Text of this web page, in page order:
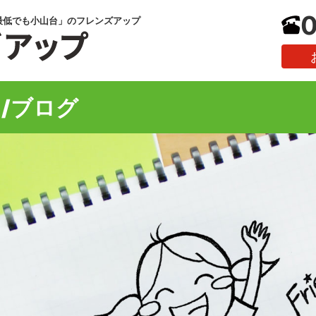
でも小山台」のフレンズアップ
ブログ